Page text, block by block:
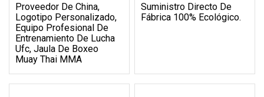
Proveedor De China,
Logotipo Personalizado,
Equipo Profesional De
Entrenamiento De Lucha
Ufc, Jaula De Boxeo
Muay Thai MMA
Suministro Directo De
Fábrica 100% Ecológico.